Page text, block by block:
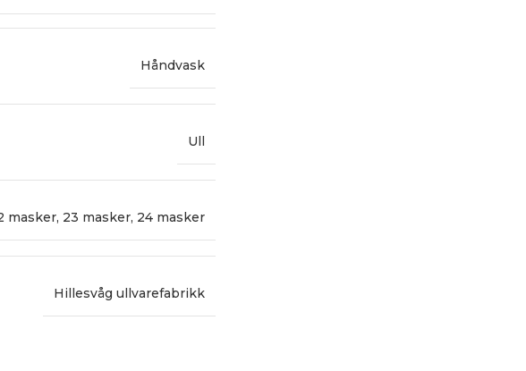
Håndvask
Ull
masker, 23 masker, 24 masker
Hillesvåg ullvarefabrikk